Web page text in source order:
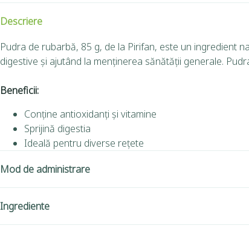
Descriere
Pudra de rubarbă, 85 g, de la Pirifan, este un ingredient
digestive și ajutând la menținerea sănătății generale.
Beneficii:
Conține antioxidanți și vitamine
Sprijină digestia
Ideală pentru diverse rețete
Mod de administrare
Ingrediente